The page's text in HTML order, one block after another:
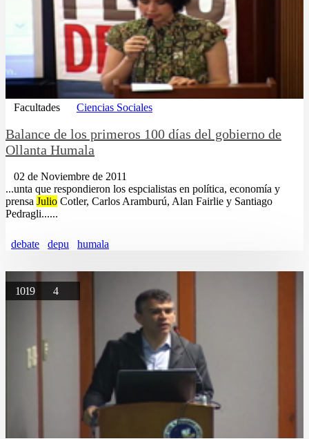
Facultades Ciencias Sociales
Balance de los primeros 100 días del gobierno de
Ollanta Humala
02 de Noviembre de 2011
...unta que respondieron los espcialistas en política, economía y
prensa Julio Cotler, Carlos Aramburú, Alan Fairlie y Santiago
Pedragli......
debate depu humala
1019 4